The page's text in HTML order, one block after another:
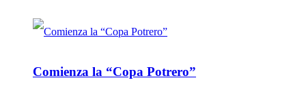
Comienza la “Copa Potrero”